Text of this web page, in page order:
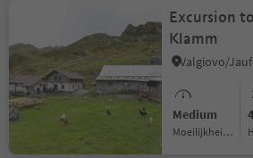
Excursion
Klamm
Medium
Moeilijkheidsgraad